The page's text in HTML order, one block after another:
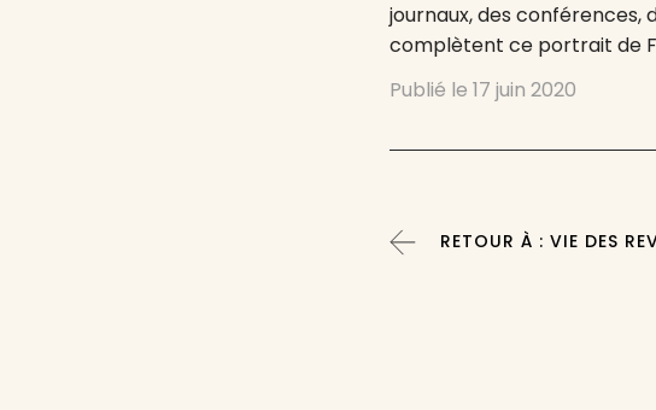
journaux, des conférences,
complètent ce portrait de
Publié le 17 juin 2020
RETOUR À : VIE DES